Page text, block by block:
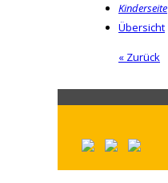
Kinderseite
Übersicht
« Zurück